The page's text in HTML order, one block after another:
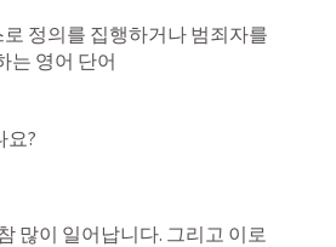
정의를 집행하거나 범죄자를
는 영어 단어
요?
많이 일어납니다. 그리고 이로